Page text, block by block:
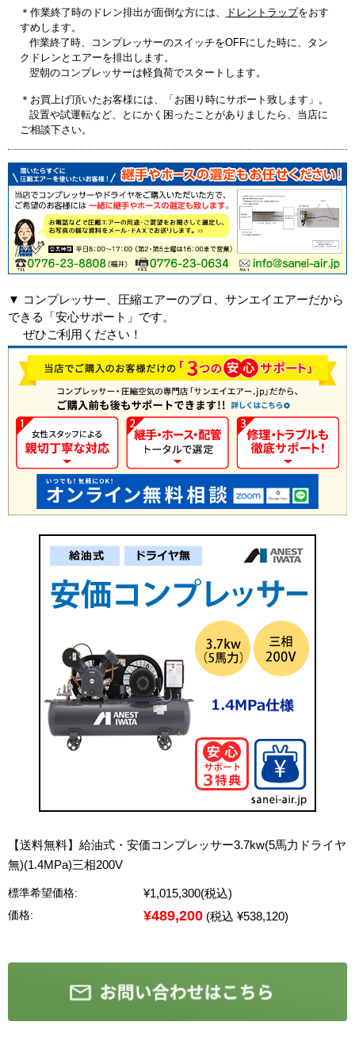
＊作業終了時のドレン排出が面倒な方には、 ドレントラップをおす
すめします。
作業終了時、コンプレッサーのスイッチをOFFにした時に、タン
クドレンとエアーを排出します。
翌朝のコンプレッサーは軽負荷でスタートします。
＊お買上げ頂いたお客様には、「お困り時にサポート致します」。
設置や試運転など、とにかく困ったことがありましたら、当店に
ご相談下さい。
▼ コンプレッサー、圧縮エアーのプロ、サンエイエアーだから
できる「安心サポート」です。
ぜひご利用ください！
【送料無料】給油式・安価コンプレッサー3.7kw(5馬力ドライヤ
無)(1.4MPa)三相200V
標準希望価格: ¥1,015,300(税込)
価格: ¥489,200 (税込 ¥538,120)